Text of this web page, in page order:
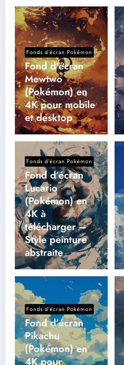
Fonds d’écran Pokémon
Fond d’écran
Mewtwo
(Pokémon) en
4K pour mobile
et desktop
Fonds d’écran Pokémon
Fond d’écran
Lucario
(Pokémon) en
4K à
télécharger –
Style peinture
abstraite
Fonds d’écran Pokémon
Fond d’écran
Pikachu
(Pokémon) en
4K pour